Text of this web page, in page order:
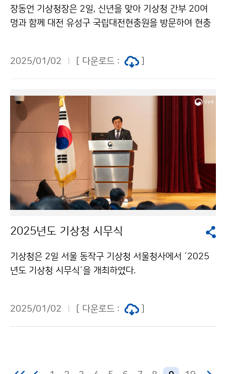
장동언 기상청장은 2일, 신년을 맞아 기상청 간부 20여
명과 함께 대전 유성구 국립대전현충원을 방문하여 현충
2025/01/02 [ 다운로드 :
2025년도 기상청 시무식
기상청은 2일 서울 동작구 기상청 서울청사에서 ´2025
년도 기상청 시무식´을 개최하였다.
2025/01/02 [ 다운로드 :